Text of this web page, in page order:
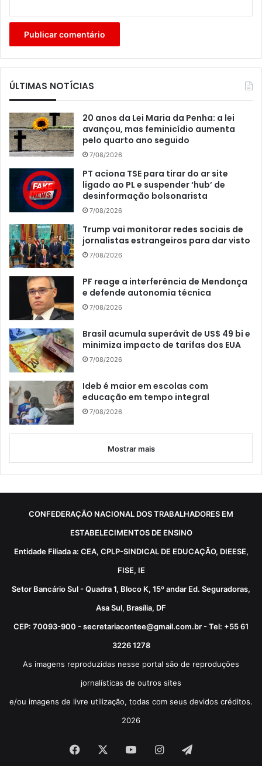
ÚLTIMAS NOTÍCIAS
20 anos da Lei Maria da Penha: a lei
avançou, mas feminicídio aumenta
pelo quarto ano seguido
7/08/2026
PT aciona TSE para tirar do ar site
ligado ao PL e suspender ‘hub’ de
desinformação bolsonarista
7/08/2026
Trump vai monitorar redes sociais de
jornalistas estrangeiros para dar visto
7/08/2026
PF reage a interferência de Mendonça
e defende autonomia técnica
7/08/2026
Brasil acumula superávit de US$ 49 bi e
minimiza impacto de tarifas dos EUA
7/08/2026
Ideb é maior em escolas com
educação em tempo integral
7/08/2026
Mostrar mais
CONFEDERAÇÃO NACIONAL DOS TRABALHADORES EM
ESTABELECIMENTOS DE ENSINO
Entidade Filiada a: CEA, CPLP-SINDICAL DE EDUCAÇÃO, DIEESE,
FISE, IE
Setor Bancário Sul - Quadra 1, Bloco K, 15º andar Ed. Seguradoras,
Asa Sul, Brasília, DF
CEP: 70093-900 - secretariacontee@gmail.com.br - Tel: +55 61
3226 1278
As imagens reproduzidas nesse portal são de reproduções
jornalísticas de outros sites
e/ou imagens de livre utilização, todas com seus devidos créditos.
2026
Facebook YouTubeInstagram